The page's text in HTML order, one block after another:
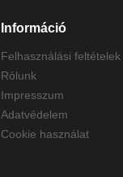
Információ
Felhasználási feltételek
Rólunk
Impresszum
Adatvédelem
Cookie használat